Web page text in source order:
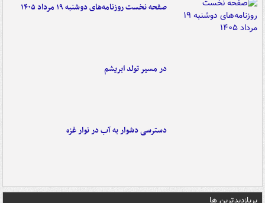
صفحه نخست روزنامه‌های دوشنبه ۱۹ مرداد ۱۴۰۵
در مسیر تولد ابریشم
دسترسی دشوار به آب در نوار غزه
پربازدیدترین ها